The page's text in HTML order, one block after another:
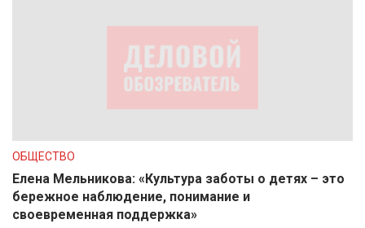
ОБЩЕСТВО
Елена Мельникова: «Культура заботы о детях – это
бережное наблюдение, понимание и
своевременная поддержка»